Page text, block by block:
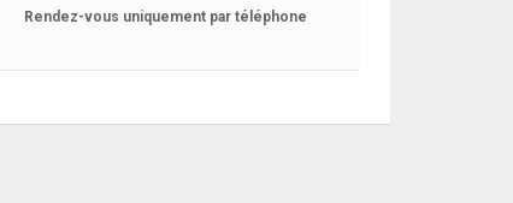
Rendez-vous uniquement par téléphone